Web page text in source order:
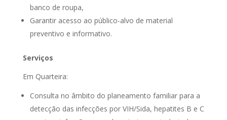
banco de roupa,
Garantir acesso ao público-alvo de material
preventivo e informativo.
Serviços
Em Quarteira:
Consulta no âmbito do planeamento familiar para a
detecção das infecções por VIH/Sida, hepatites B e C